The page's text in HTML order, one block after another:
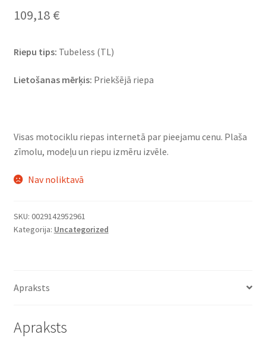
109,18 €
Riepu tips: Tubeless (TL)
Lietošanas mērķis: Priekšējā riepa
Visas motociklu riepas internetā par pieejamu cenu. Plaša
zīmolu, modeļu un riepu izmēru izvēle.
Nav noliktavā
SKU: 0029142952961
Kategorija: Uncategorized
Apraksts
Apraksts